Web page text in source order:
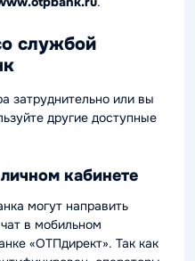
службой
затруднительно или вы
другие доступные
кабинете
могут направить
в мобильном
«ОТПдирект». Так как